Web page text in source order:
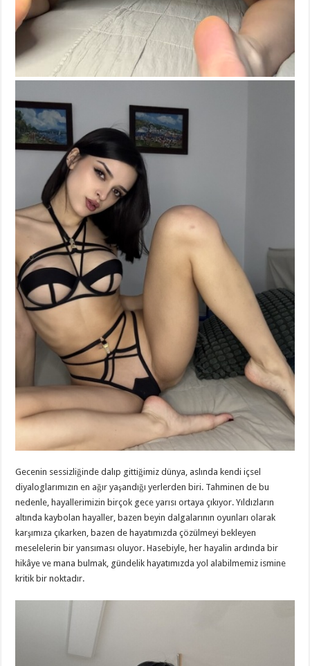
Gecenin sessizliğinde dalıp gittiğimiz dünya, aslında kendi içsel
diyaloglarımızın en ağır yaşandığı yerlerden biri. Tahminen de bu
nedenle, hayallerimizin birçok gece yarısı ortaya çıkıyor. Yıldızların
altında kaybolan hayaller, bazen beyin dalgalarının oyunları olarak
karşımıza çıkarken, bazen de hayatımızda çözülmeyi bekleyen
meselelerin bir yansıması oluyor. Hasebiyle, her hayalin ardında bir
hikâye ve mana bulmak, gündelik hayatımızda yol alabilmemiz ismine
kritik bir noktadır.